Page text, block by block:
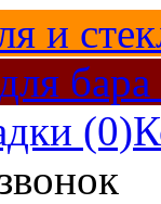
и
бара
(0)